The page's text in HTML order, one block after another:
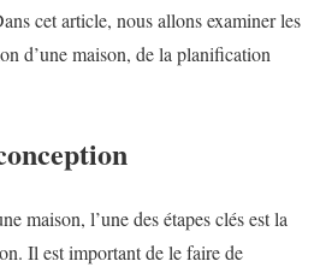
cet article, nous allons examiner les
d’une maison, de la planification
maison, l’une des étapes clés est la
Il est important de le faire de